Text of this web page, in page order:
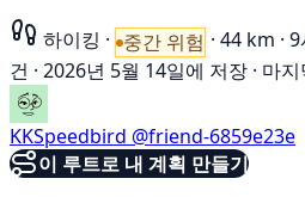
하이킹 · 중간 위험 · 44 km · 9
건 · 2026년 5월 14일에 저장 · 마
KKSpeedbird @friend-6859e23e
이 루트로 내 계획 만들기